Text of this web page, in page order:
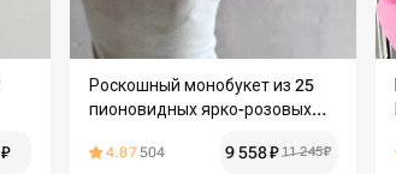
₽
Роскошный монобукет из 25
пионовидных ярко-розовых
4.87504 9 558₽ 11 245₽